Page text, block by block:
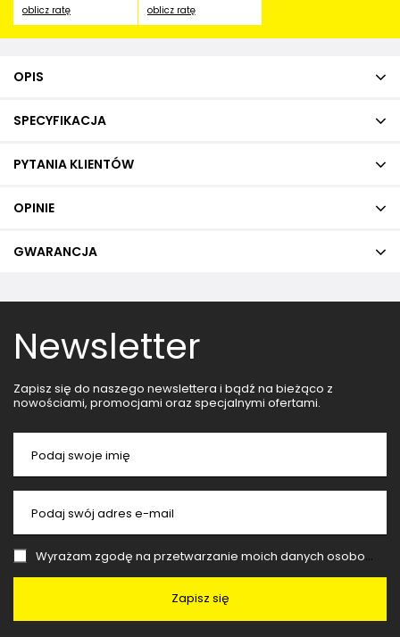
oblicz ratę oblicz ratę
OPIS
SPECYFIKACJA
PYTANIA KLIENTÓW
OPINIE
GWARANCJA
Newsletter
Zapisz się do naszego newslettera i bądź na bieżąco z
nowościami, promocjami oraz specjalnymi ofertami.
Podaj swoje imię
Podaj swój adres e-mail
Wyrażam zgodę na przetwarzanie moich danych osobowych (adres e-mail) na potrzeby wysyłki newslettera z informacją handlową (marketing). Więcej w
Zapisz się